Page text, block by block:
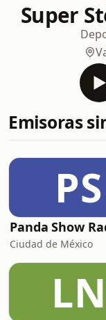
Super
Emisoras
PS
Panda Show
Ciudad de México
LN